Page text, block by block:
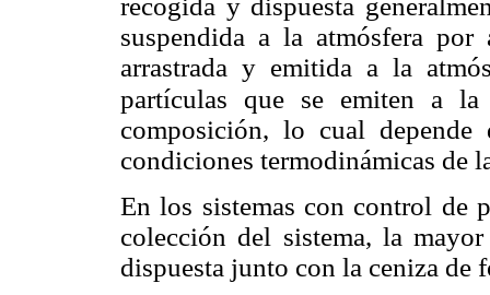
recogida y dispuesta
suspendida a la atmósfera
arrastrada y emitida a la
partículas que se emiten a la
composición, lo cual
condiciones termodinámicas de
En los sistemas con control de
colección del sistema, la
dispuesta junto con la ceniza de